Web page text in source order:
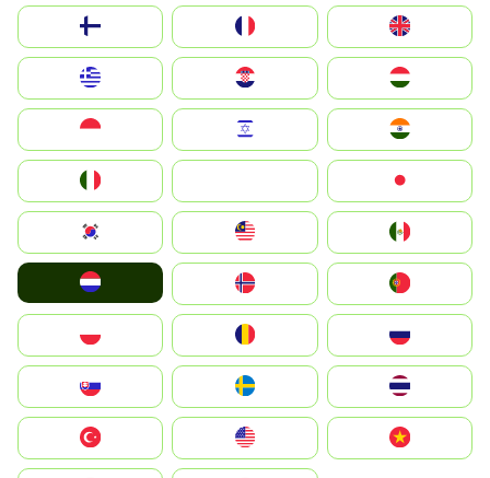
United Kingdom
Magyarország
South Korea
United States